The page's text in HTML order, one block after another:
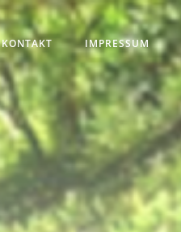
KONTAKT IMPRESSUM